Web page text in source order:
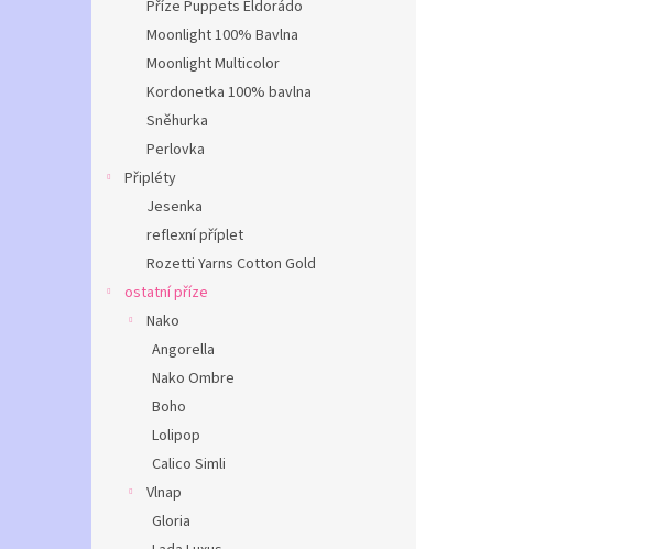
Příze Puppets Eldorádo
Moonlight 100% Bavlna
Moonlight Multicolor
Kordonetka 100% bavlna
Sněhurka
Perlovka
Připléty
Jesenka
reflexní příplet
Rozetti Yarns Cotton Gold
ostatní příze
Nako
Angorella
Nako Ombre
Boho
Lolipop
Calico Simli
Vlnap
Gloria